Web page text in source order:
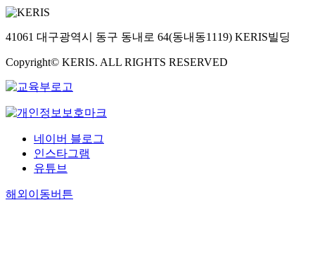
41061 대구광역시 동구 동내로 64(동내동1119) KERIS빌딩
Copyright© KERIS. ALL RIGHTS RESERVED
네이버 블로그
인스타그램
유튜브
해외이동버튼